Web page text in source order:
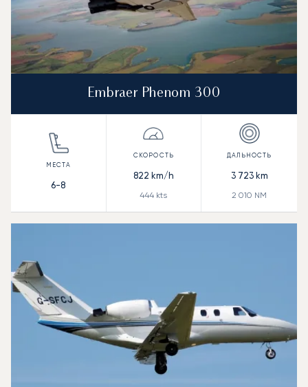
Embraer Phenom 300
6-8
822 km/h
444 kts
3 723km
2 010 NM